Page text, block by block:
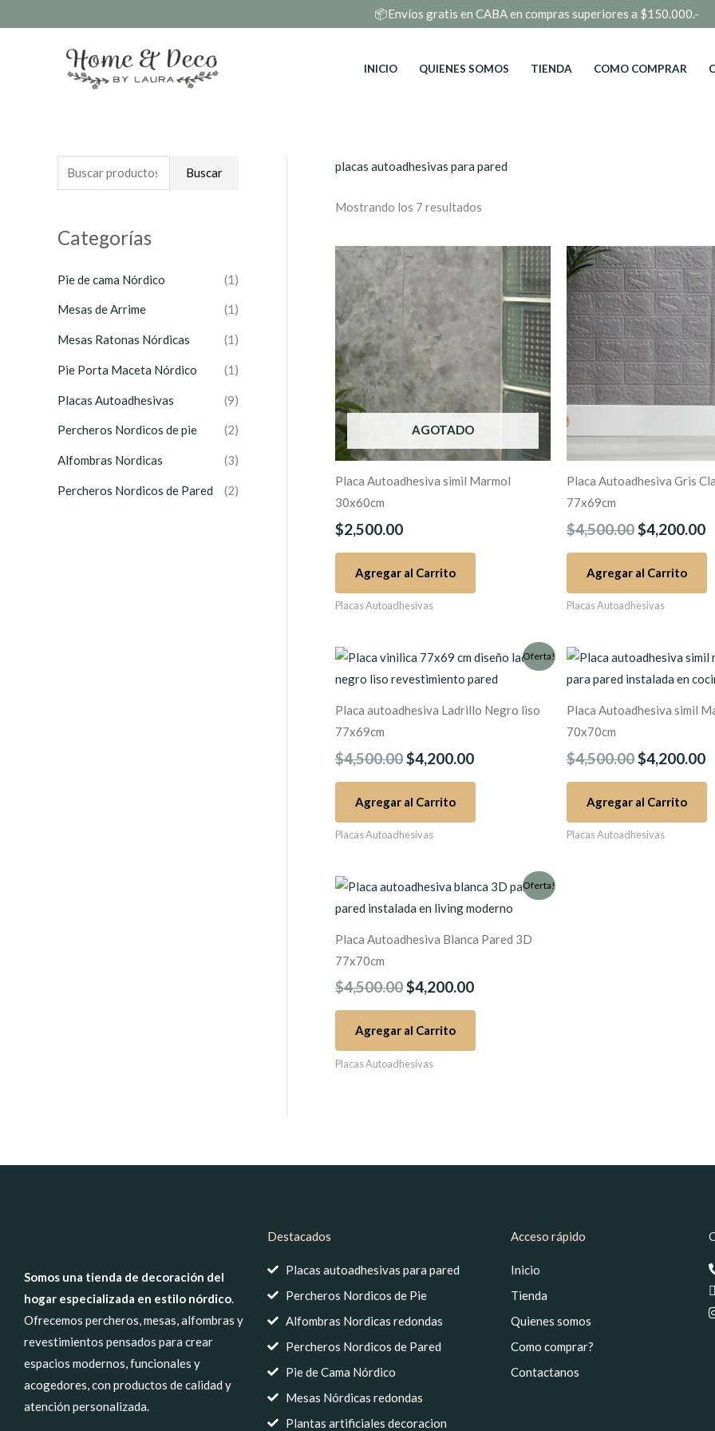
al
📦Envíos gratis en CABA en compras superiores a $150.000.-
INICIO QUIENES SOMOS TIENDA COMO COMPRAR
u
c
r
p
o
Buscar
Categorías
Pie de cama Nórdico (1)
Mesas de Arrime (1)
Mesas Ratonas Nórdicas (1)
Pie Porta Maceta Nórdico (1)
Placas Autoadhesivas (9)
Percheros Nordicos de pie (2)
Alfombras Nordicas (3)
Percheros Nordicos de Pared (2)
placas autoadhesivas para pared
Mostrando los 7 resultados
Ordenado
por
AGOTADO
Placa Autoadhesiva simil Marmol
30x60cm
$2,500.00
Agregar al Carrito
Placas Autoadhesivas
Placa Autoadhesiva Gris
77x69cm
$4,500.00
El
precio
original
era:
$4,500.00.
$4,200.00
Agregar al Carrito
Placas Autoadhesivas
Oferta!
Placa autoadhesiva Ladrillo Negro liso
77x69cm
$4,500.00
El
precio
era:
$4,200.00
El
precio
es:
Agregar al Carrito
Placas Autoadhesivas
Placa Autoadhesiva simil
70x70cm
$4,500.00
El
precio
era:
$4,200.00
Agregar al Carrito
Placas Autoadhesivas
Oferta!
Placa Autoadhesiva Blanca Pared 3D
77x70cm
$4,500.00
El
precio
era:
$4,200.00
El
precio
es:
Agregar al Carrito
Placas Autoadhesivas
Somos una tienda de decoración del
hogar especializada en estilo nórdico.
Ofrecemos percheros, mesas, alfombras y
revestimientos pensados para crear
espacios modernos, funcionales y
acogedores, con productos de calidad y
atención personalizada.
Destacados
Placas autoadhesivas para pared
Percheros Nordicos de Pie
Alfombras Nordicas redondas
Percheros Nordicos de Pared
Pie de Cama Nórdico
Mesas Nórdicas redondas
Plantas artificiales decoracion
Acceso rápido
Inicio
Tienda
Quienes somos
Como comprar?
Contactanos